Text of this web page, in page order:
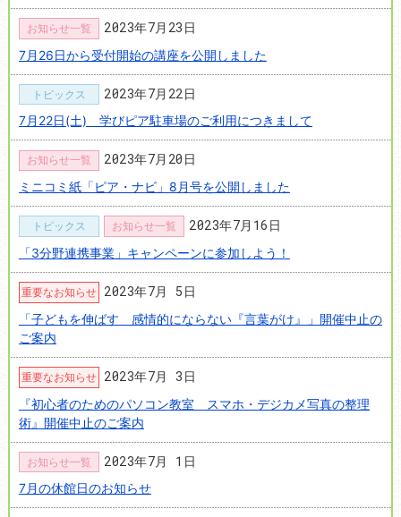
お知らせ一覧 2023年7月23日
7月26日から受付開始の講座を公開しました
トピックス 2023年7月22日
7月22日(土) 学びピア駐車場のご利用につきまして
お知らせ一覧 2023年7月20日
ミニコミ紙「ピア・ナビ」8月号を公開しました
トピックス お知らせ一覧 2023年7月16日
「3分野連携事業」キャンペーンに参加しよう！
重要なお知らせ 2023年7月 5日
「子どもを伸ばす 感情的にならない『言葉がけ』」開催中止の
ご案内
重要なお知らせ 2023年7月 3日
『初心者のためのパソコン教室 スマホ・デジカメ写真の整理
術』開催中止のご案内
お知らせ一覧 2023年7月 1日
7月の休館日のお知らせ